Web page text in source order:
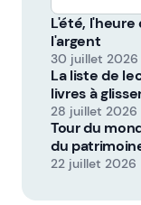
L'été,
l'argent
30 juillet 2026
La liste de
livres à
28 juillet 2026
Tour du
du
22 juillet 2026